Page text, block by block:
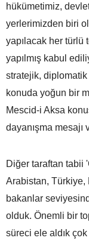
hükümetimiz,
yerlerimizden biri
yapılacak her
yapılmış kabul
stratejik,
konuda yoğun bir
Mescid-i Aksa
dayanışma mesajı
Diğer taraftan tabii
Arabistan, Türkiye,
bakanlar
olduk. Önemli bir
süreci ele aldık